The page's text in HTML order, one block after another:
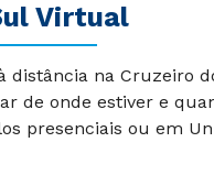
Virtual
distância na Cruzeiro
de onde estiver e
presenciais ou em